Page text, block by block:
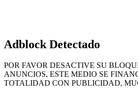
Adblock Detectado
POR FAVOR DESACTIVE SU
ANUNCIOS, ESTE MEDIO SE
TOTALIDAD CON PUBLICIDAD,